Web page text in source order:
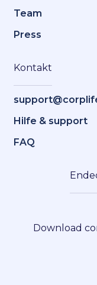
Team
Press
Kontakt
Hilfe & support
FAQ
Download